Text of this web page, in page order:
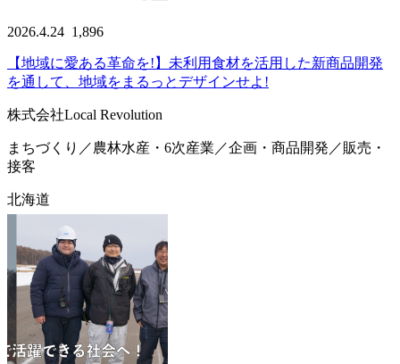
2026.4.24 1,896
【地域に愛ある革命を!】未利用食材を活用した新商品開発
を通して、地域をまるっとデザインせよ!
株式会社Local Revolution
まちづくり／農林水産・6次産業／企画・商品開発／販売・
接客
北海道